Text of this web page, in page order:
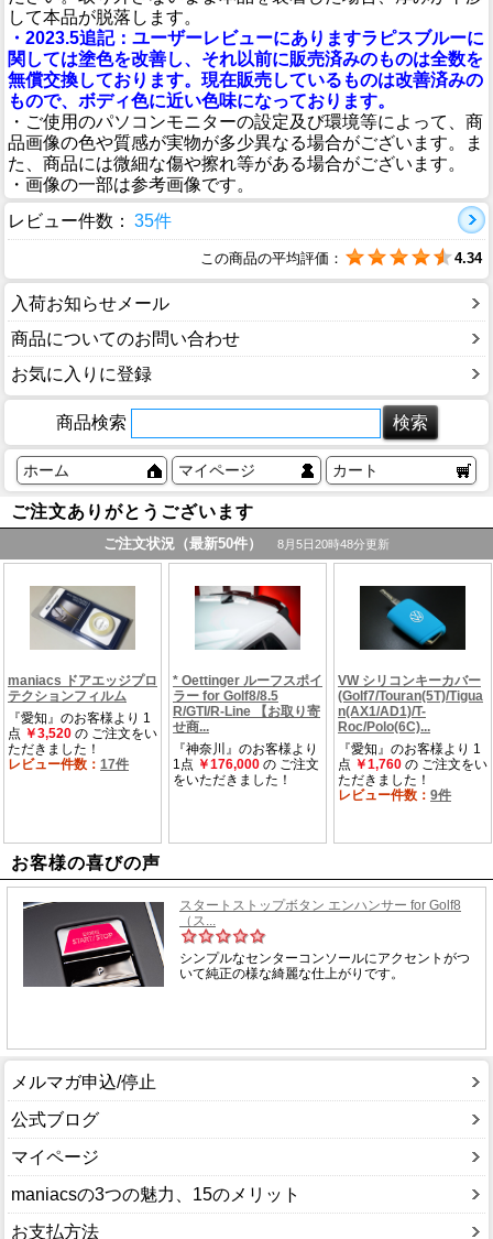
して本品が脱落します。
・2023.5追記：ユーザーレビューにありますラピスブルーに
関しては塗色を改善し、それ以前に販売済みのものは全数を
無償交換しております。現在販売しているものは改善済みの
もので、ボディ色に近い色味になっております。
・ご使用のパソコンモニターの設定及び環境等によって、商
品画像の色や質感が実物が多少異なる場合がございます。ま
た、商品には微細な傷や擦れ等がある場合がございます。
・画像の一部は参考画像です。
レビュー件数： 35件
この商品の平均評価： 4.34
入荷お知らせメール
商品についてのお問い合わせ
お気に入りに登録
商品検索
ホーム マイページ カート
ご注文ありがとうございます
お客様の喜びの声
メルマガ申込/停止
公式ブログ
マイページ
maniacsの3つの魅力、15のメリット
お支払方法